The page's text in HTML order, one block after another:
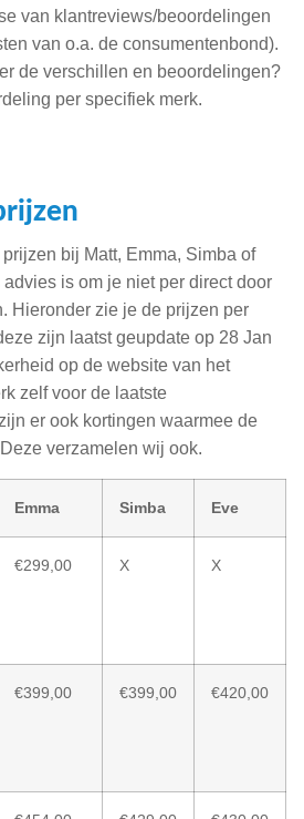
van klantreviews/beoordelingen
van o.a. de consumentenbond).
de verschillen en beoordelingen?
per specifiek merk.
bij Matt, Emma, Simba of
is om je niet per direct door
Hieronder zie je de prijzen per
zijn laatst geupdate op 28 Jan
op de website van het
zelf voor de laatste
er ook kortingen waarmee de
verzamelen wij ook.
Emma Simba Eve
€299,00 X X
€399,00 €399,00 €420,00